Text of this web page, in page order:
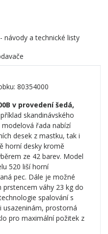
návody a technické listy
80354000
v provedení šedá,
skandinávského
řada nabízí
desek z mastku, tak i
horní desky kromě
ze 42 barev. Model
520 liší horní
pec. Dále je možné
váhy 23 kg do
spalování s
usazeninám, prostorná
pro maximální požitek z